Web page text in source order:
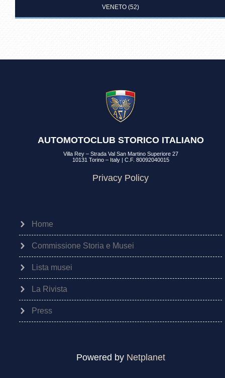
VENETO (52)
AUTOMOTOCLUB STORICO ITALIANO
Villa Rey – Strada Val San Martino Superiore 27
10131 Torino – Italy | C.F. 80092040015
Privacy Policy
Home
Commissione Storia e Musei
Lista musei
La Rivista
Press
Powered by Netplanet